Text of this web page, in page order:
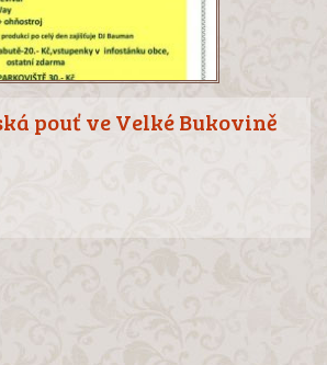
pouť ve Velké Bukovině